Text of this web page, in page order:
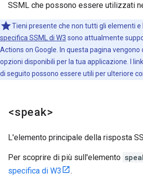
SSML che possono essere utilizzati
Tieni presente che non tutti gli elementi
specifica SSML di W3 sono attualmente
Actions on Google. In questa pagina
opzioni disponibili per la tua applicazione. I
di seguito possono essere utili per ulteriore
<speak>
L'elemento principale della risposta
Per scoprire di più sull'elemento
specifica di W3
.